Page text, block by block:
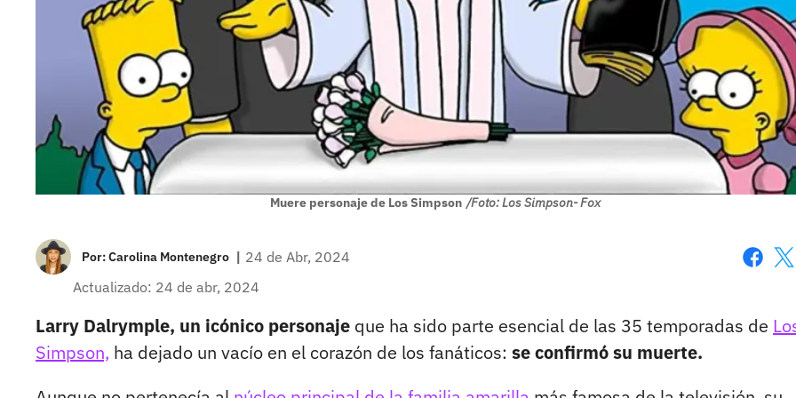
Muere personaje de Los Simpson /Foto: Los Simpson- Fox
Por:Carolina Montenegro | 24 de Abr, 2024
Actualizado: 24 de abr, 2024
Larry Dalrymple, un icónico personaje que ha sido parte esencial de las 35 temporadas de
Simpson, ha dejado un vacío en el corazón de los fanáticos: se confirmó su muerte.